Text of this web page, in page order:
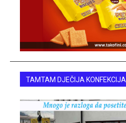
TAMTAM DJEČIJA KONFEKCIJA